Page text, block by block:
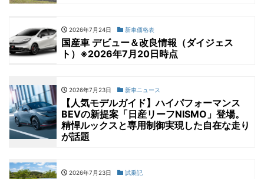
2026年7月24日 新車価格表
国産車 デビュー＆改良情報（ダイジェス
ト）※2026年7月20日時点
2026年7月23日 新車ニュース
【人気モデルガイド】ハイパフォーマンス
BEVの新提案「日産リーフNISMO」登場。
精悍ルックスと専用制御実現した自在な走り
が話題
2026年7月23日 試乗記